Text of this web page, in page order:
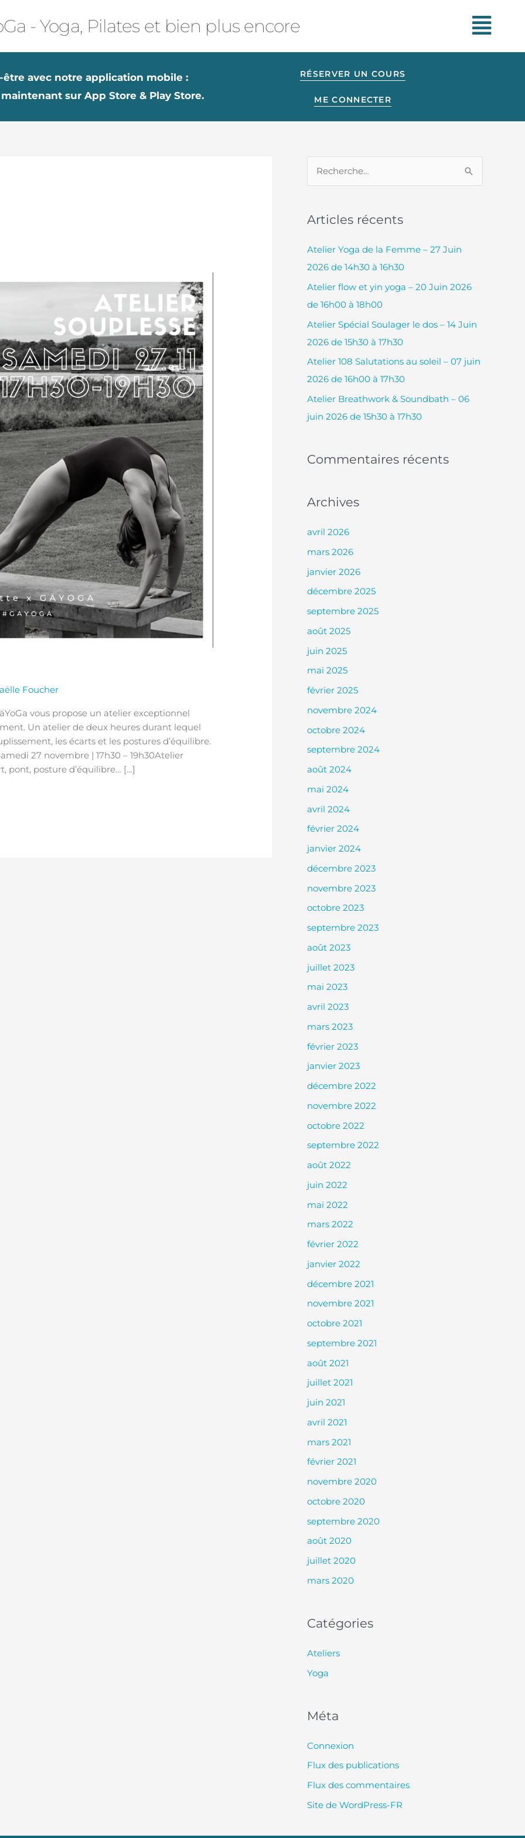
- Yoga, Pilates et bien plus encore
avec notre application mobile :
sur App Store & Play Store.
RÉSERVER UN COURS
ME CONNECTER
Foucher
vous propose un atelier exceptionnel
Un atelier de deux heures durant lequel
les écarts et les postures d’équilibre.
27 novembre | 17h30 – 19h30Atelier
pont, posture d’équilibre… […]
h
e
r
r
:
Articles récents
Atelier Yoga de la Femme – 27 Juin
2026 de 14h30 à 16h30
Atelier flow et yin yoga – 20 Juin 2026
de 16h00 à 18h00
Atelier Spécial Soulager le dos – 14 Juin
2026 de 15h30 à 17h30
Atelier 108 Salutations au soleil – 07 juin
2026 de 16h00 à 17h30
Atelier Breathwork & Soundbath – 06
juin 2026 de 15h30 à 17h30
Commentaires récents
Archives
avril 2026
mars 2026
janvier 2026
décembre 2025
septembre 2025
août 2025
juin 2025
mai 2025
février 2025
novembre 2024
octobre 2024
septembre 2024
août 2024
mai 2024
avril 2024
février 2024
janvier 2024
décembre 2023
novembre 2023
octobre 2023
septembre 2023
août 2023
juillet 2023
mai 2023
avril 2023
mars 2023
février 2023
janvier 2023
décembre 2022
novembre 2022
octobre 2022
septembre 2022
août 2022
juin 2022
mai 2022
mars 2022
février 2022
janvier 2022
décembre 2021
novembre 2021
octobre 2021
septembre 2021
août 2021
juillet 2021
juin 2021
avril 2021
mars 2021
février 2021
novembre 2020
octobre 2020
septembre 2020
août 2020
juillet 2020
mars 2020
Catégories
Ateliers
Yoga
Méta
Connexion
Flux des publications
Flux des commentaires
Site de WordPress-FR